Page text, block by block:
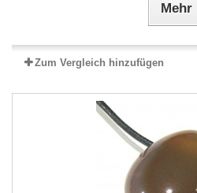
Mehr
Zum Vergleich hinzufügen